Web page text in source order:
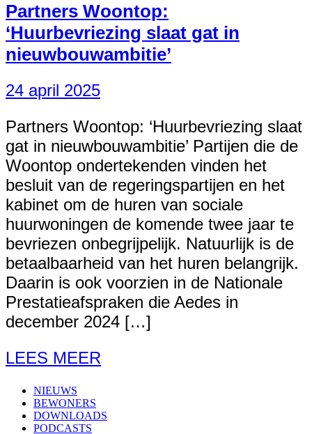
Partners Woontop:
‘Huurbevriezing slaat gat in
nieuwbouwambitie’
24 april 2025
Partners Woontop: ‘Huurbevriezing slaat
gat in nieuwbouwambitie’ Partijen die de
Woontop ondertekenden vinden het
besluit van de regeringspartijen en het
kabinet om de huren van sociale
huurwoningen de komende twee jaar te
bevriezen onbegrijpelijk. Natuurlijk is de
betaalbaarheid van het huren belangrijk.
Daarin is ook voorzien in de Nationale
Prestatieafspraken die Aedes in
december 2024 […]
LEES MEER
NIEUWS
BEWONERS
DOWNLOADS
PODCASTS